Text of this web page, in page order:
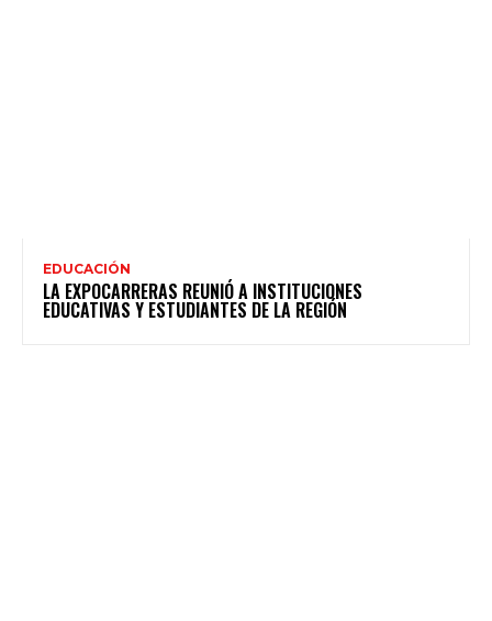
EDUCACIÓN
LA EXPOCARRERAS REUNIÓ A INSTITUCIONES
EDUCATIVAS Y ESTUDIANTES DE LA REGIÓN